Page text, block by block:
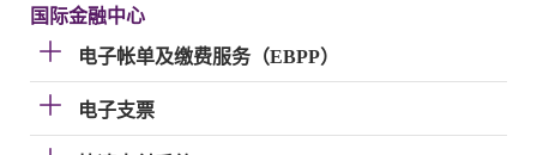
国际金融中心
电子帐单及缴费服务（EBPP）
电子支票